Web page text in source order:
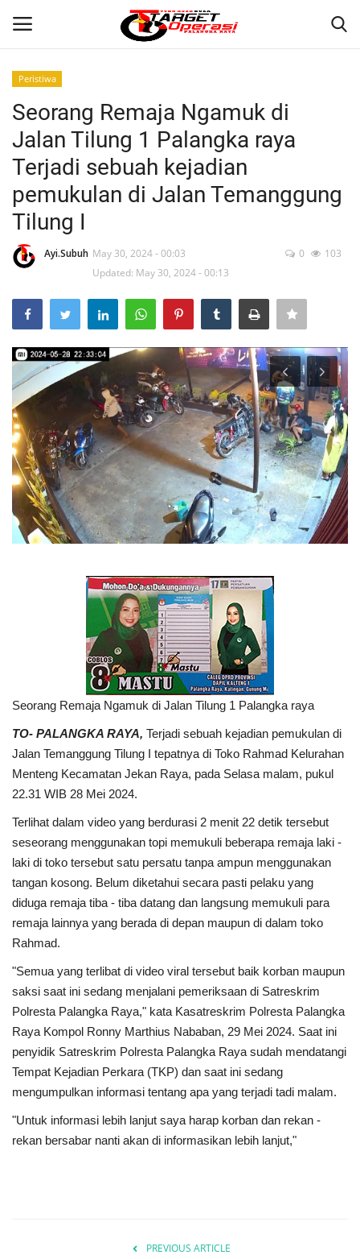
Home
Contact
PALANGKA RAYA
NASIONAL
WISATA
KULINER
TO Network
TO.CHANEL
UMKM
Peristiwa
Seorang Remaja Ngamuk di
Jalan Tilung 1 Palangka raya
Terjadi sebuah kejadian
pemukulan di Jalan Temanggung
Tilung I
Ayi.Subuh May 30, 2024 - 00:03
Updated: May 30, 2024 - 00:13
0 103
Seorang Remaja Ngamuk di Jalan Tilung 1 Palangka raya
TO- PALANGKA RAYA, Terjadi sebuah kejadian pemukulan di
Jalan Temanggung Tilung I tepatnya di Toko Rahmad Kelurahan
Menteng Kecamatan Jekan Raya, pada Selasa malam, pukul
22.31 WIB 28 Mei 2024.
Terlihat dalam video yang berdurasi 2 menit 22 detik tersebut
seseorang menggunakan topi memukuli beberapa remaja laki -
laki di toko tersebut satu persatu tanpa ampun menggunakan
tangan kosong. Belum diketahui secara pasti pelaku yang
diduga remaja tiba - tiba datang dan langsung memukuli para
remaja lainnya yang berada di depan maupun di dalam toko
Rahmad.
"Semua yang terlibat di video viral tersebut baik korban maupun
saksi saat ini sedang menjalani pemeriksaan di Satreskrim
Polresta Palangka Raya," kata Kasatreskrim Polresta Palangka
Raya Kompol Ronny Marthius Nababan, 29 Mei 2024. Saat ini
penyidik Satreskrim Polresta Palangka Raya sudah mendatangi
Tempat Kejadian Perkara (TKP) dan saat ini sedang
mengumpulkan informasi tentang apa yang terjadi tadi malam.
"Untuk informasi lebih lanjut saya harap korban dan rekan -
rekan bersabar nanti akan di informasikan lebih lanjut,"
PREVIOUS ARTICLE